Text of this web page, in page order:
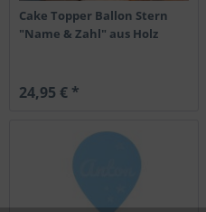
Cake Topper Ballon Stern
"Name & Zahl" aus Holz
24,95 € *